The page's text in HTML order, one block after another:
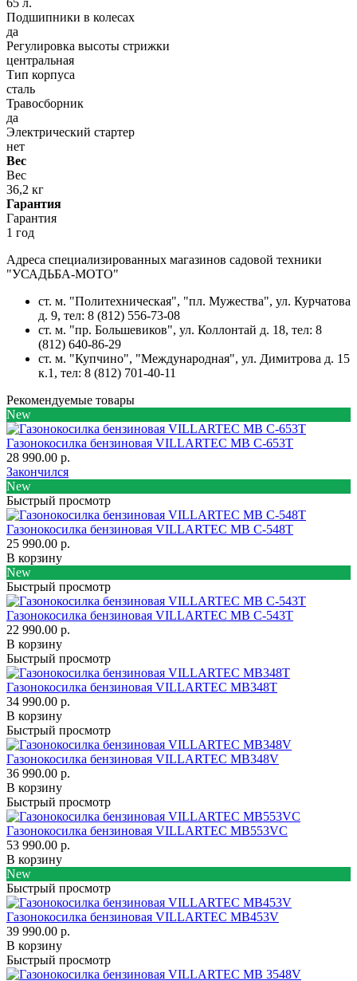
Подшипники в колесах
да
Регулировка высоты стрижки
центральная
Тип корпуса
сталь
Травосборник
да
Электрический стартер
нет
Вес
Вес
36,2 кг
Гарантия
Гарантия
1 год
Адреса специализированных магазинов садовой техники
"УСАДЬБА-МОТО"
ст. м. "Политехническая", "пл. Мужества", ул. Курчатова
д. 9, тел: 8 (812) 556-73-08
ст. м. "пр. Большевиков", ул. Коллонтай д. 18, тел: 8
(812) 640-86-29
ст. м. "Купчино", "Международная", ул. Димитрова д. 15
к.1 , тел: 8 (812) 701-40-11
Рекомендуемые товары
New
Газонокосилка бензиновая VILLARTEC MB C-653T
28 990.00 р.
Закончился
New
Быстрый просмотр
Газонокосилка бензиновая VILLARTEC MB C-548T
25 990.00 р.
В корзину
New
Быстрый просмотр
Газонокосилка бензиновая VILLARTEC MB С-543Т
22 990.00 р.
В корзину
Быстрый просмотр
Газонокосилка бензиновая VILLARTEC MB348T
34 990.00 р.
В корзину
Быстрый просмотр
Газонокосилка бензиновая VILLARTEC MB348V
36 990.00 р.
В корзину
Быстрый просмотр
Газонокосилка бензиновая VILLARTEC MB553VC
53 990.00 р.
В корзину
New
Быстрый просмотр
Газонокосилка бензиновая VILLARTEC MB453V
39 990.00 р.
В корзину
Быстрый просмотр